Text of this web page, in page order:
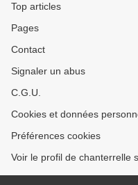
Top articles
Pages
Contact
Signaler un abus
C.G.U.
Cookies et données
Préférences cookies
Voir le profil de chanterrelle